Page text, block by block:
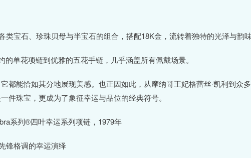
类宝石、珍珠贝母与半宝石的组合，搭配18K金，流转着独特的光泽与韵味
单花项链到优雅的五花手链，几乎涵盖所有佩戴场景。
都能恰如其分地展现美感。也正因如此，从摩纳哥王妃格蕾丝·凯利到众
件珠宝，更成为了象征幸运与品位的经典符号。
系列®四叶幸运系列项链，1979年
锋格调的幸运演绎